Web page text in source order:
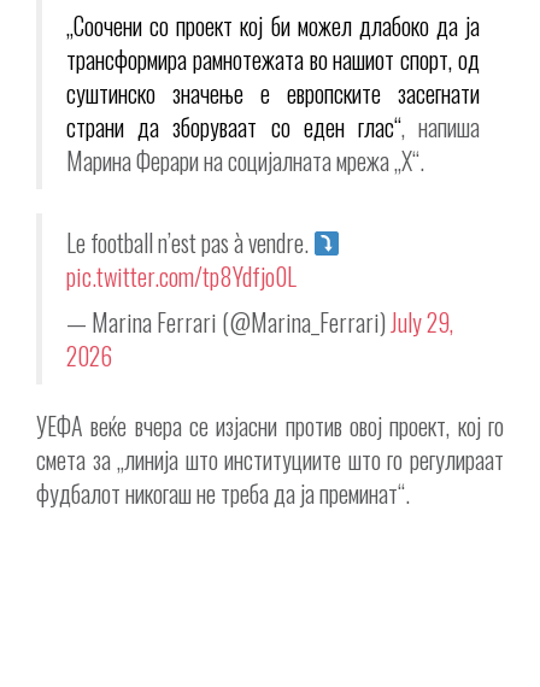
„Соочени со проект кој би можел длабоко да ја
трансформира рамнотежата во нашиот спорт, од
суштинско значење е европските засегнати
страни да зборуваат со еден глас“, напиша
Марина Ферари на социјалната мрежа „X“.
Le football n’est pas à vendre.
pic.twitter.com/tp8Ydfjo0L
— Marina Ferrari (@Marina_Ferrari)July 29,
2026
УЕФА веќе вчера се изјасни против овој проект, кој го
смета за „линија што институциите што го регулираат
фудбалот никогаш не треба да ја преминат“.